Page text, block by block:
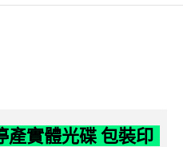
實體光碟 包裝印